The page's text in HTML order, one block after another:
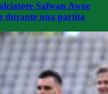
Safwan Awae
durante una partita